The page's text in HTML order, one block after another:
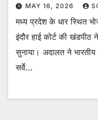
MAY 16, 2026
मध्य प्रदेश के धार स्थित
इंदौर हाई कोर्ट की
सुनाया। अदालत ने भारतीय
सर्वे…